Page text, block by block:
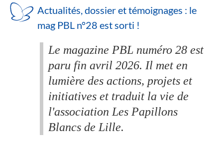
Actualités, dossier et témoignages : le
mag PBL n°28 est sorti !
Le magazine PBL numéro 28 est
paru fin avril 2026. Il met en
lumière des actions, projets et
initiatives et traduit la vie de
l'association Les Papillons
Blancs de Lille.